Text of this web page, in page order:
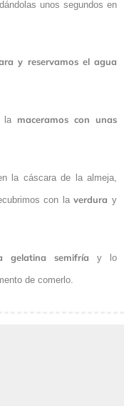
unos segundos en
y reservamos el agua
la maceramos con unas
la cáscara de la almeja,
con laverduray
gelatina semifría y lo
de comerlo.